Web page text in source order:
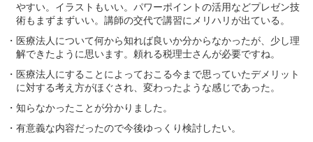
やすい。イラストもいい。パワーポイントの活用などプレゼン技
術もまずまずいい。講師の交代で講習にメリハリが出ている。
・医療法人について何から知れば良いか分からなかったが、少し理
解できたように思います。頼れる税理士さんが必要ですね。
・医療法人にすることによっておこる今まで思っていたデメリット
に対する考え方がほぐされ、変わったような感じであった。
・知らなかったことが分かりました。
・有意義な内容だったので今後ゆっくり検討したい。